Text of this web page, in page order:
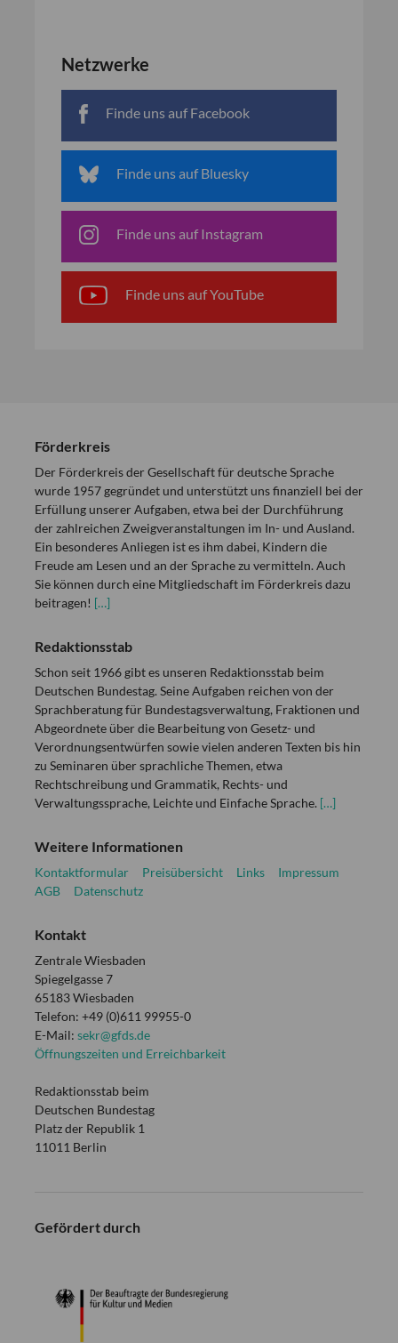
Netzwerke
Finde uns auf Facebook
Finde uns auf Bluesky
Finde uns auf Instagram
Finde uns auf YouTube
Förderkreis
Der Förderkreis der Gesellschaft für deutsche Sprache
wurde 1957 gegründet und unterstützt uns finanziell bei der
Erfüllung unserer Aufgaben, etwa bei der Durchführung
der zahlreichen Zweigveranstaltungen im In- und Ausland.
Ein besonderes Anliegen ist es ihm dabei, Kindern die
Freude am Lesen und an der Sprache zu vermitteln. Auch
Sie können durch eine Mitgliedschaft im Förderkreis dazu
beitragen! […]
Redaktionsstab
Schon seit 1966 gibt es unseren Redaktionsstab beim
Deutschen Bundestag. Seine Aufgaben reichen von der
Sprachberatung für Bundestagsverwaltung, Fraktionen und
Abgeordnete über die Bearbeitung von Gesetz- und
Verordnungsentwürfen sowie vielen anderen Texten bis hin
zu Seminaren über sprachliche Themen, etwa
Rechtschreibung und Grammatik, Rechts- und
Verwaltungssprache, Leichte und Einfache Sprache. […]
Weitere Informationen
Kontaktformular Preisübersicht Links
Impressum
AGB
Datenschutz
Kontakt
Zentrale Wiesbaden
Spiegelgasse 7
65183 Wiesbaden
Telefon: +49 (0)611 99955-0
E-Mail: sekr@gfds.de
Öffnungszeiten und Erreichbarkeit
Redaktionsstab beim
Deutschen Bundestag
Platz der Republik 1
11011 Berlin
Gefördert durch